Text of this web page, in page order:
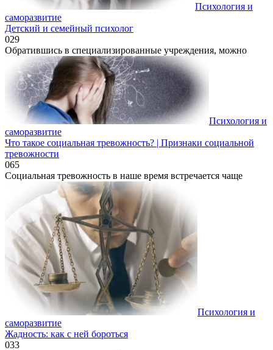
Психология и
саморазвитие
Детский и семейный психолог
029
Обратившись в специализированные учреждения, можно
Психология и
саморазвитие
Что такое социальная тревожность? | Признаки социальной
тревожности
065
Социальная тревожность в наше время встречается чаще
Психология и
саморазвитие
Жадность: как с ней бороться
033